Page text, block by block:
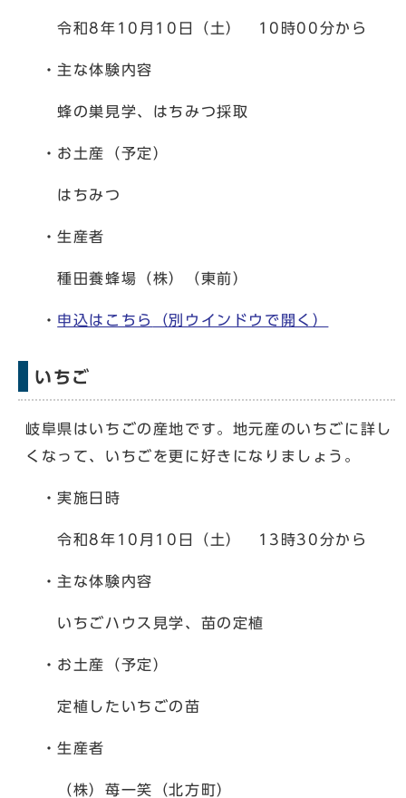
令和8年10月10日（土） 10時00分から
・主な体験内容
蜂の巣見学、はちみつ採取
・お土産（予定）
はちみつ
・生産者
種田養蜂場（株）（東前）
・ 申込はこちら （別ウインドウで開く）
いちご
岐阜県はいちごの産地です。地元産のいちごに詳し
くなって、いちごを更に好きになりましょう。
・実施日時
令和8年10月10日（土） 13時30分から
・主な体験内容
いちごハウス見学、苗の定植
・お土産（予定）
定植したいちごの苗
・生産者
（株）苺一笑（北方町）